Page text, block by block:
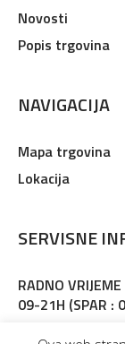
Novosti
Popis trgovina
NAVIGACIJA
Mapa trgovina
Lokacija
SERVISNE
RADNO VRIJEME
09-21H (SPAR :